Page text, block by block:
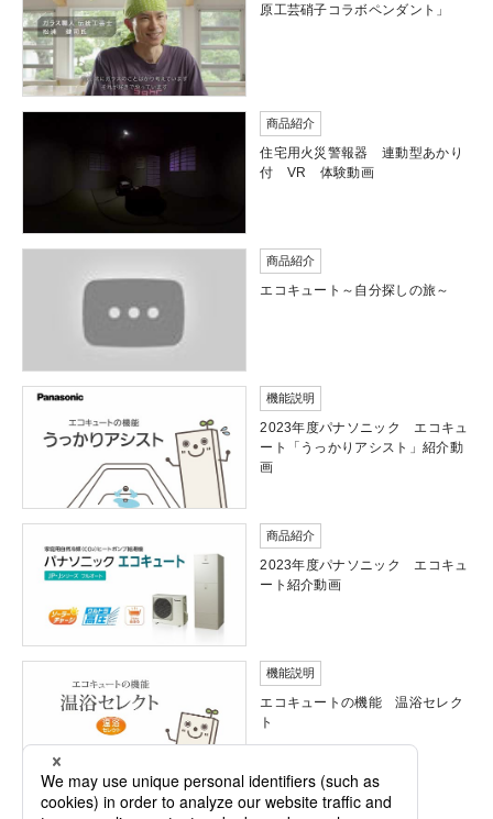
原工芸硝子コラボペンダント」
商品紹介
住宅用火災警報器 連動型あかり
付 VR 体験動画
商品紹介
エコキュート～自分探しの旅～
機能説明
2023年度パナソニック エコキュ
ート「うっかりアシスト」紹介動
画
商品紹介
2023年度パナソニック エコキュ
ート紹介動画
機能説明
エコキュートの機能 温浴セレク
ト